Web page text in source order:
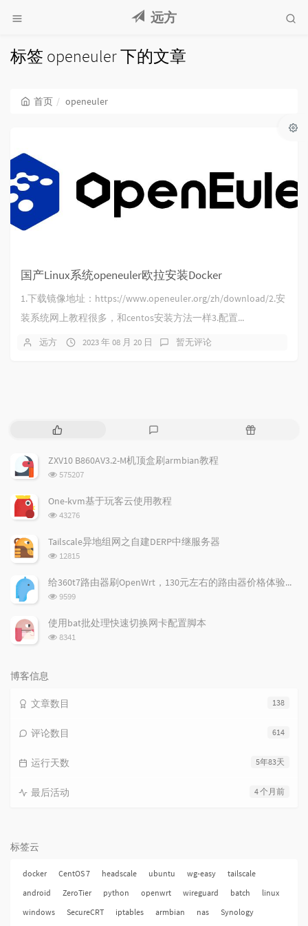
远方
标签 openeuler 下的文章
首页 openeuler
国产Linux系统openeuler欧拉安装Docker
1.下载镜像地址：https://www.openeuler.org/zh/download/2.安
装系统网上教程很多，和centos安装方法一样3.配置...
远方 2023 年 08 月 20 日 暂无评论
热
文
章
评
论
随
ZXV10 B860AV3.2-M机顶盒刷armbian教程
浏
次
575207
One-kvm基于玩客云使用教程
浏
次
43276
Tailscale异地组网之自建DERP中继服务器
浏
次
12815
给360t7路由器刷OpenWrt，130元左右的路由器价格体验如何
浏
次
数:
9599
使用bat批处理快速切换网卡配置脚本
浏
8341
博客信息
138
文章数目
614
评论数目
5年83天
运行天数
4 个月前
最后活动
标签云
docker CentOS 7 headscale ubuntu wg-easy
tailscale
android
ZeroTier python openwrt wireguard batch
linux
windows
SecureCRT iptables armbian nas
Synology